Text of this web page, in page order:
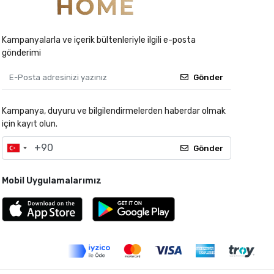
Kampanyalarla ve içerik bültenleriyle ilgili e-posta
gönderimi
Gönder
Kampanya, duyuru ve bilgilendirmelerden haberdar olmak
için kayıt olun.
Gönder
Mobil Uygulamalarımız